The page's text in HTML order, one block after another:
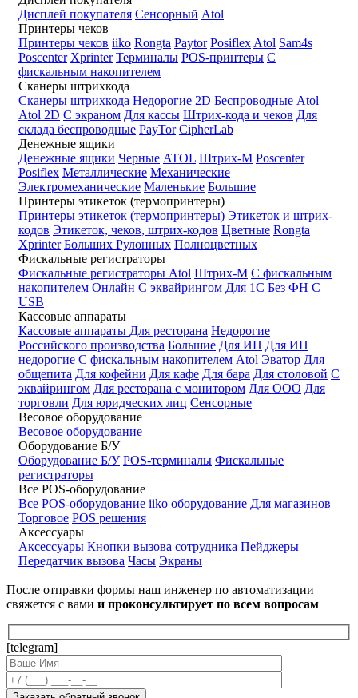
Дисплей покупателя Сенсорный Atol
Принтеры чеков
Принтеры чеков iiko Rongta Paytor Posiflex Atol Sam4s
Poscenter Xprinter Терминалы POS-принтеры С
фискальным накопителем
Сканеры штрихкода
Сканеры штрихкода Недорогие 2D Беспроводные Atol
Atol 2D С экраном Для кассы Штрих-кода и чеков Для
склада беспроводные PayTor CipherLab
Денежные ящики
Денежные ящики Черные ATOL Штрих-М Poscenter
Posiflex Металлические Механические
Электромеханические Маленькие Большие
Принтеры этикеток (термопринтеры)
Принтеры этикеток (термопринтеры) Этикеток и штрих-
кодов Этикеток, чеков, штрих-кодов Цветные Rongta
Xprinter Больших Рулонных Полноцветных
Фискальные регистраторы
Фискальные регистраторы Atol Штрих-М С фискальным
накопителем Онлайн С эквайрингом Для 1С Без ФН С
USB
Кассовые аппараты
Кассовые аппараты Для ресторана Недорогие
Российского производства Большие Для ИП Для ИП
недорогие С фискальным накопителем Atol Эватор Для
общепита Для кофейни Для кафе Для бара Для столовой С
эквайрингом Для ресторана с монитором Для ООО Для
торговли Для юридческих лиц Сенсорные
Весовое оборудование
Весовое оборудование
Оборудование Б/У
Оборудование Б/У POS-терминалы Фискальные
регистраторы
Все POS-оборудование
Все POS-оборудование iiko оборудование Для магазинов
Торговое POS решения
Аксессуары
Аксессуары Кнопки вызова сотрудника Пейджеры
Передатчик вызова Часы Экраны
После отправки формы наш инженер по автоматизации
свяжется с вами и проконсультирует по всем вопросам
[telegram]